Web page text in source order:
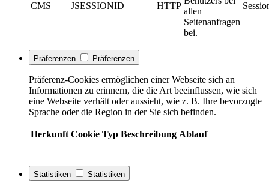
CMS JSESSIONID HTTP
allen
Seitenanfragen
bei.
Präferenzen Präferenzen
Präferenz-Cookies ermöglichen einer Webseite sich an
Informationen zu erinnern, die die Art beeinflussen, wie sich
eine Webseite verhält oder aussieht, wie z. B. Ihre bevorzugte
Sprache oder die Region in der Sie sich befinden.
Herkunft Cookie Typ Beschreibung Ablauf
Statistiken Statistiken